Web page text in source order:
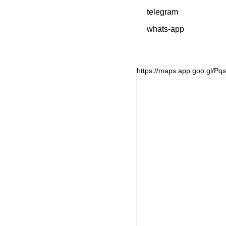
telegram
whats-app
https://maps.app.goo.gl/